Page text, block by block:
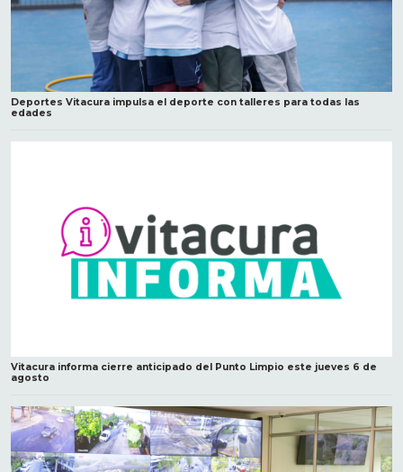
Deportes Vitacura impulsa el deporte con talleres para todas las
edades
Vitacura informa cierre anticipado del Punto Limpio este jueves 6 de
agosto